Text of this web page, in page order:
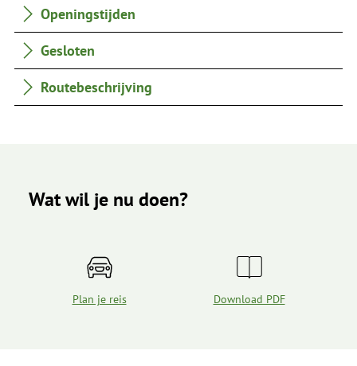
Openingstijden
Gesloten
Routebeschrijving
Wat wil je nu doen?
Plan je reis Download PDF